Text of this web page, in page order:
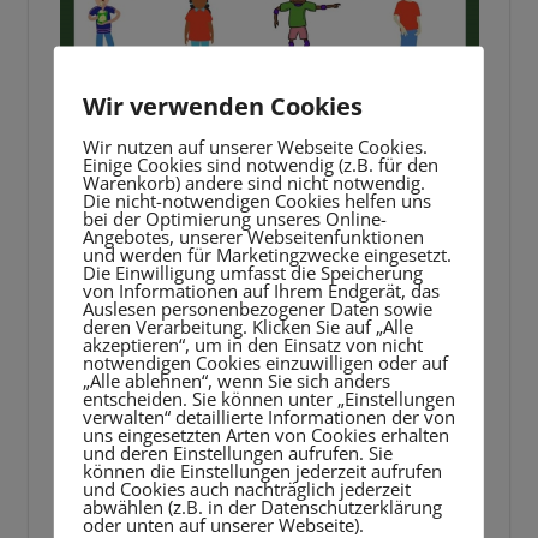
Hausaufgaben Richtlinien
Wir verwenden Cookies
Wir nutzen auf unserer Webseite Cookies.
Einige Cookies sind notwendig (z.B. für den
Warenkorb) andere sind nicht notwendig.
Die nicht-notwendigen Cookies helfen uns
bei der Optimierung unseres Online-
Angebotes, unserer Webseitenfunktionen
und werden für Marketingzwecke eingesetzt.
Die Einwilligung umfasst die Speicherung
von Informationen auf Ihrem Endgerät, das
Auslesen personenbezogener Daten sowie
deren Verarbeitung. Klicken Sie auf „Alle
akzeptieren“, um in den Einsatz von nicht
notwendigen Cookies einzuwilligen oder auf
„Alle ablehnen“, wenn Sie sich anders
entscheiden. Sie können unter „Einstellungen
verwalten“ detaillierte Informationen der von
uns eingesetzten Arten von Cookies erhalten
und deren Einstellungen aufrufen. Sie
können die Einstellungen jederzeit aufrufen
und Cookies auch nachträglich jederzeit
abwählen (z.B. in der Datenschutzerklärung
oder unten auf unserer Webseite).